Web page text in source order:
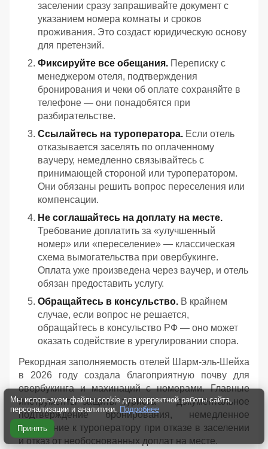
заселении сразу запрашивайте документ с
указанием номера комнаты и сроков
проживания. Это создаст юридическую основу
для претензий.
Фиксируйте все обещания. Переписку с
менеджером отеля, подтверждения
бронирования и чеки об оплате сохраняйте в
телефоне — они понадобятся при
разбирательстве.
Ссылайтесь на туроператора. Если отель
отказывается заселять по оплаченному
ваучеру, немедленно связывайтесь с
принимающей стороной или туроператором.
Они обязаны решить вопрос переселения или
компенсации.
Не соглашайтесь на доплату на месте.
Требование доплатить за «улучшенный
номер» или «переселение» — классическая
схема вымогательства при овербукинге.
Оплата уже произведена через ваучер, и отель
обязан предоставить услугу.
Обращайтесь в консульство. В крайнем
случае, если вопрос не решается,
обращайтесь в консульство РФ — оно может
оказать содействие в урегулировании спора.
Рекордная заполняемость отелей Шарм-эль-Шейха
в 2026 году создала благоприятную почву для
овербукинга и махинаций с номерами. Главные
инструменты защиты туриста — документальное
подтверждение бронирования, немедленное
обращение к туроператору при отказе в заселении
и отказ от необоснованных доплат на месте.
Мы используем файлы cookie для корректной работы сайта,
персонализации и аналитики. Подробнее
Принять